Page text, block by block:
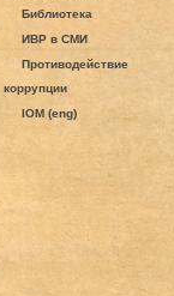
Библиотека
ИВР в СМИ
Противодействие
коррупции
IOM (eng)